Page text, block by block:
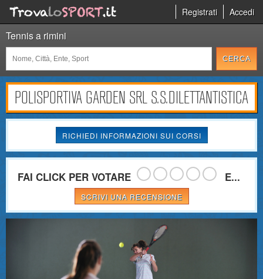
Registrati Accedi
Tennis a rimini
POLISPORTIVA GARDEN SRL S.S.DILETTANTISTICA
RICHIEDI INFORMAZIONI SUI CORSI
FAI CLICK PER VOTARE E...
SCRIVI UNA RECENSIONE